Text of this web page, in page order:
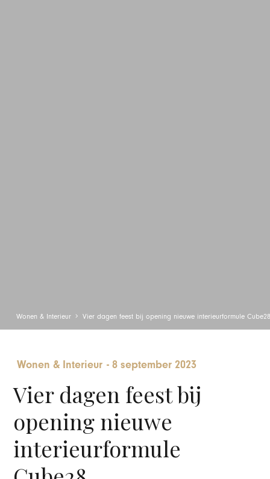
Wonen & Interieur Vier dagen feest bij opening nieuwe interieurformule
Wonen & Interieur -8 september 2023
Vier dagen feest bij
opening nieuwe
interieurformule